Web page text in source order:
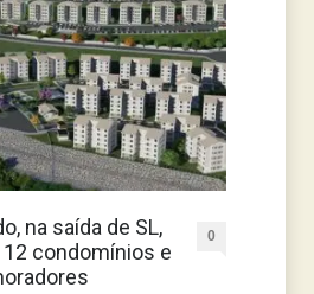
na saída de SL,
12 condomínios e
0